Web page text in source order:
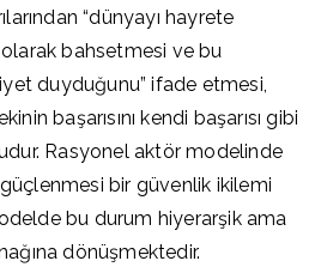
“dünyayı hayrete
olarak bahsetmesi ve bu
duyduğunu” ifade etmesi,
başarısını kendi başarısı gibi
Rasyonel aktör modelinde
bir güvenlik ikilemi
bu durum hiyerarşik ama
dönüşmektedir.